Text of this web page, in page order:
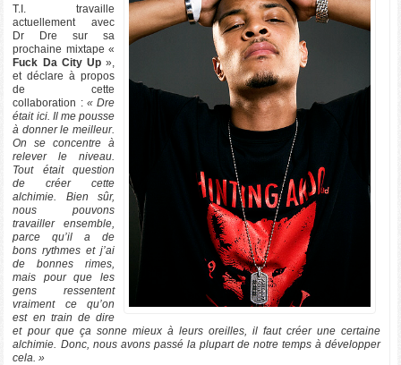
T.I. travaille
actuellement avec
Dr Dre sur sa
prochaine mixtape «
Fuck Da City Up»,
et déclare à propos
de cette
collaboration : « Dre
était ici. Il me pousse
à donner le meilleur.
On se concentre à
relever le niveau.
Tout était question
de créer cette
alchimie. Bien sûr,
nous pouvons
travailler ensemble,
parce qu’il a de
bons rythmes et j’ai
de bonnes rimes,
mais pour que les
gens ressentent
vraiment ce qu’on
est en train de dire
et pour que ça sonne mieux à leurs oreilles, il faut créer une certaine
alchimie. Donc, nous avons passé la plupart de notre temps à développer
cela. »